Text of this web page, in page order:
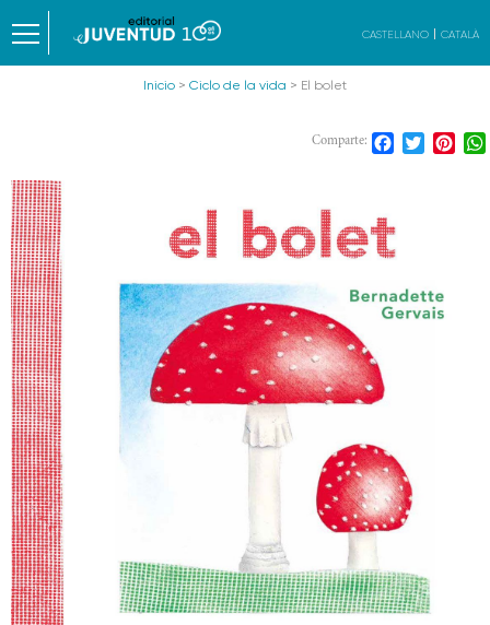
CASTELLANO CATALÀ
Inicio > Ciclo de la vida > El bolet
Comparte: Facebook
Twitter